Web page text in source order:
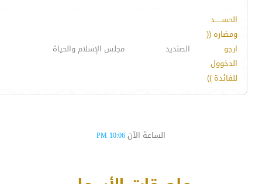
الحســــــد
ومضاره ((
ارجو
الدخوول
للفائدة ))
الصنديد مجلس الإسلام والحياة
الساعة الآن 10:06 PM